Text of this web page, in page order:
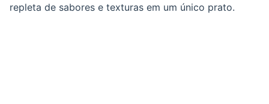
repleta de sabores e texturas em um único prato.